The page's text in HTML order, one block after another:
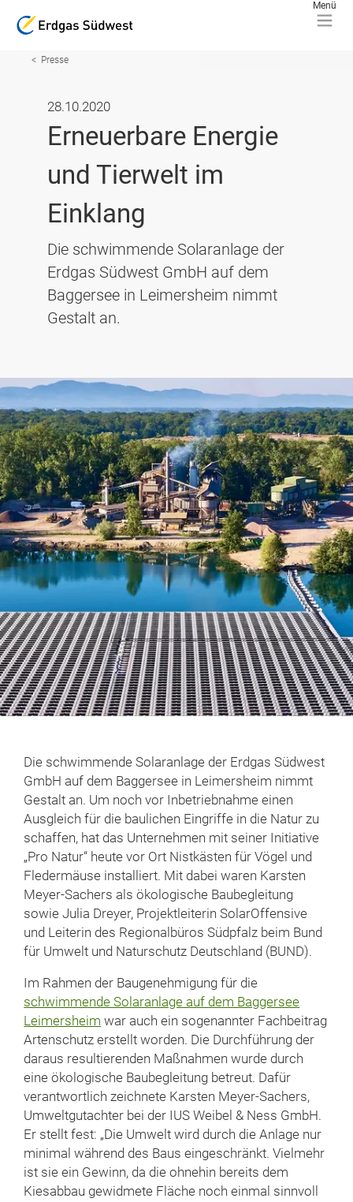
Presse
28.10.2020
Erneuerbare Energie
und Tierwelt im
Einklang
Die schwimmende Solaranlage der
Erdgas Südwest GmbH auf dem
Baggersee in Leimersheim nimmt
Gestalt an.
Die schwimmende Solaranlage der Erdgas Südwest
GmbH auf dem Baggersee in Leimersheim nimmt
Gestalt an. Um noch vor Inbetriebnahme einen
Ausgleich für die baulichen Eingriffe in die Natur zu
schaffen, hat das Unternehmen mit seiner Initiative
„Pro Natur“ heute vor Ort Nistkästen für Vögel und
Fledermäuse installiert. Mit dabei waren Karsten
Meyer-Sachers als ökologische Baubegleitung
sowie Julia Dreyer, Projektleiterin SolarOffensive
und Leiterin des Regionalbüros Südpfalz beim Bund
für Umwelt und Naturschutz Deutschland (BUND).
Im Rahmen der Baugenehmigung für die
schwimmende Solaranlage auf dem Baggersee
Leimersheim war auch ein sogenannter Fachbeitrag
Artenschutz erstellt worden. Die Durchführung der
daraus resultierenden Maßnahmen wurde durch
eine ökologische Baubegleitung betreut. Dafür
verantwortlich zeichnete Karsten Meyer-Sachers,
Umweltgutachter bei der IUS Weibel & Ness GmbH.
Er stellt fest: „Die Umwelt wird durch die Anlage nur
minimal während des Baus eingeschränkt. Vielmehr
ist sie ein Gewinn, da die ohnehin bereits dem
Kiesabbau gewidmete Fläche noch einmal sinnvoll